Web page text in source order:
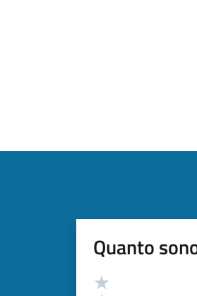
Quanto
Valutazione